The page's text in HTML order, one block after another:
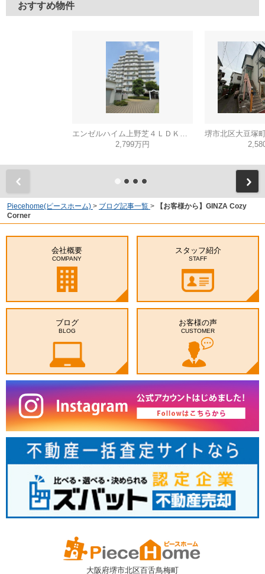
おすすめ物件
2,799万円
Piecehome(ピースホーム) > ブログ記事一覧 >
【お客様から】GINZA Cozy
Corner
会社概要
COMPANY
スタッフ紹介
STAFF
ブログ
BLOG
お客様の声
CUSTOMER
大阪府堺市北区百舌鳥梅町